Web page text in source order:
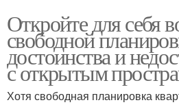
Откройте для себя
свободной
достоинства и
с открытым
Хотя свободная планировка